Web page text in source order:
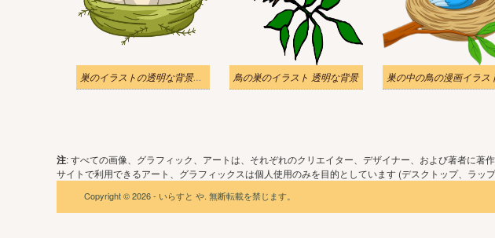
巣のイラストの透明な背景をダウンロード 鳥の巣のイラスト 透明な背景 巣の中の鳥の漫画イラス
注: すべての画像、グラフィック、アートは、それぞれのクリエイター、デザイナー、および著者に
サイトで利用できるアート、グラフィックスは個人使用のみを目的としています (デスクトップ、ラ
Copyright © 2026 - いらすと や. 無断転載を禁じます。